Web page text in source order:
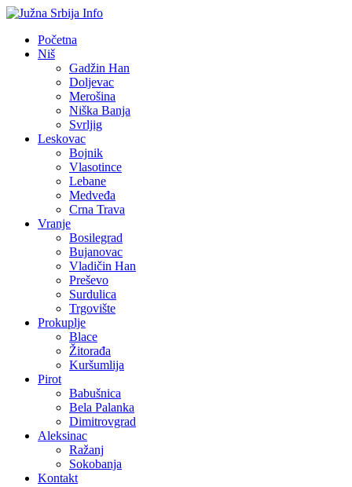
Početna
Niš
Gadžin Han
Doljevac
Merošina
Niška Banja
Svrljig
Leskovac
Bojnik
Vlasotince
Lebane
Medveđa
Crna Trava
Vranje
Bosilegrad
Bujanovac
Vladičin Han
Preševo
Surdulica
Trgovište
Prokuplje
Blace
Žitorađa
Kuršumlija
Pirot
Babušnica
Bela Palanka
Dimitrovgrad
Aleksinac
Ražanj
Sokobanja
Kontakt